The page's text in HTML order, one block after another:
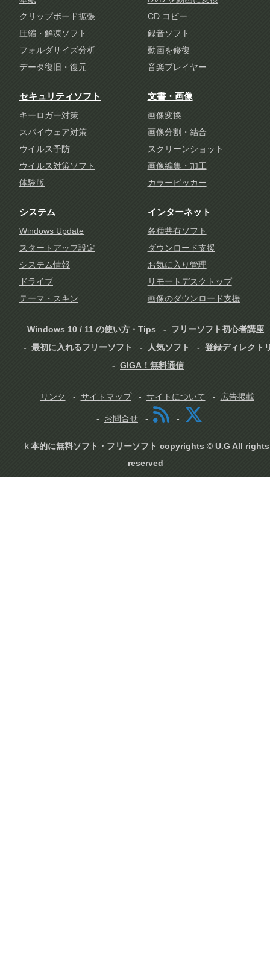
クリップボード拡張
圧縮・解凍ソフト
フォルダサイズ分析
データ復旧・復元
CD コピー
録音ソフト
動画を修復
音楽プレイヤー
セキュリティソフト
キーロガー対策
スパイウェア対策
ウイルス予防
ウイルス対策ソフト
体験版
文書・画像
画像変換
画像分割・結合
スクリーンショット
画像編集・加工
カラーピッカー
システム
Windows Update
スタートアップ設定
システム情報
ドライブ
テーマ・スキン
インターネット
各種共有ソフト
ダウンロード支援
お気に入り管理
リモートデスクトップ
画像のダウンロード支援
Windows 10 / 11 の使い方・Tips
フリーソフト初心者講座
最初に入れるフリーソフト
人気ソフト
登録ディレクト
GIGA！無料通信
リンク サイトマップ サイトについて 広告掲載
お問合せ
ｋ本的に無料ソフト・フリーソフト copyrights © U.G All rights
reserved